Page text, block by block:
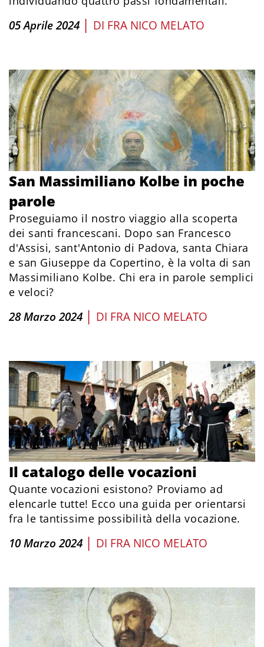
05 Aprile 2024 | DI FRA NICO MELATO
San Massimiliano Kolbe in poche
parole
Proseguiamo il nostro viaggio alla scoperta
dei santi francescani. Dopo san Francesco
d'Assisi, sant'Antonio di Padova, santa Chiara
e san Giuseppe da Copertino, è la volta di san
Massimiliano Kolbe. Chi era in parole semplici
e veloci?
28 Marzo 2024 | DI FRA NICO MELATO
Il catalogo delle vocazioni
Quante vocazioni esistono? Proviamo ad
elencarle tutte! Ecco una guida per orientarsi
fra le tantissime possibilità della vocazione.
10 Marzo 2024 | DI FRA NICO MELATO